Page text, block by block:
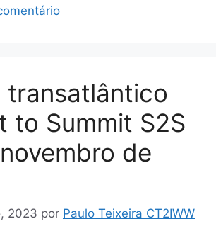
transatlântico
to Summit S2S
de
2023 por Paulo Teixeira CT2IWW